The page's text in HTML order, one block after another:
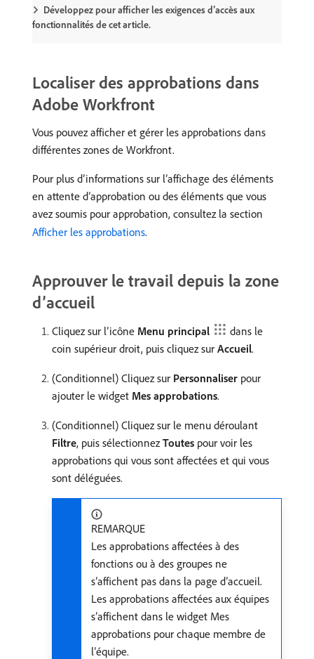
Développez pour afficher les exigences d’accès aux
fonctionnalités de cet article.
Localiser des approbations dans
Adobe Workfront
Vous pouvez afficher et gérer les approbations dans
différentes zones de Workfront.
Pour plus d’informations sur l’affichage des éléments
en attente d’approbation ou des éléments que vous
avez soumis pour approbation, consultez la section
Afficher les approbations.
Approuver le travail depuis la zone
d’accueil
Cliquez sur l’icône Menu principal
dans le
coin supérieur droit, puis cliquez sur Accueil.
(Conditionnel) Cliquez sur Personnaliser pour
ajouter le widget Mes approbations.
(Conditionnel) Cliquez sur le menu déroulant
Filtre, puis sélectionnezToutes pour voir les
approbations qui vous sont affectées et qui vous
sont déléguées.
REMARQUE
Les approbations affectées à des
fonctions ou à des groupes ne
s’affichent pas dans la page d’accueil.
Les approbations affectées aux équipes
s’affichent dans le widget Mes
approbations pour chaque membre de
l’équipe.